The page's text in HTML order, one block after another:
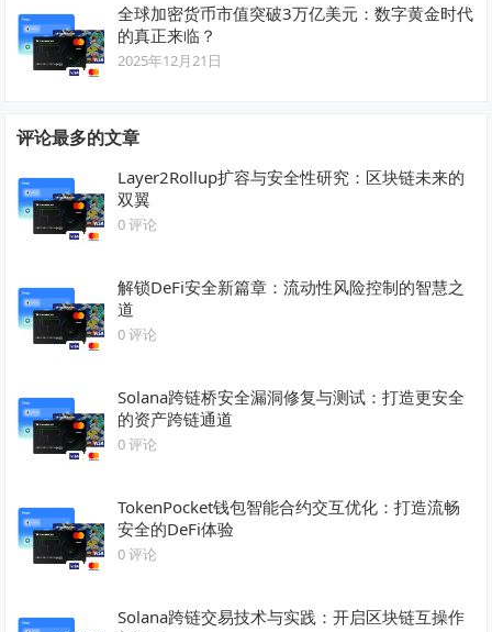
全球加密货币市值突破3万亿美元：数字黄金时代
的真正来临？
2025年12月21日
评论最多的文章
Layer2Rollup扩容与安全性研究：区块链未来的
双翼
0 评论
解锁DeFi安全新篇章：流动性风险控制的智慧之
道
0 评论
Solana跨链桥安全漏洞修复与测试：打造更安全
的资产跨链通道
0 评论
TokenPocket钱包智能合约交互优化：打造流畅
安全的DeFi体验
0 评论
Solana跨链交易技术与实践：开启区块链互操作